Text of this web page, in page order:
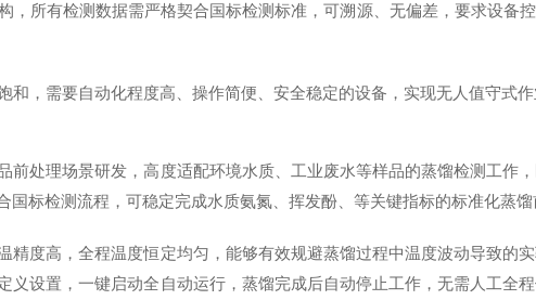
，所有检测数据需严格契合国标检测标准，可溯源、无偏差，要求设备
和，需要自动化程度高、操作简便、安全稳定的设备，实现无人值守式
前处理场景研发，高度适配环境水质、工业废水等样品的蒸馏检测工作
标检测流程，可稳定完成水质氨氮、挥发酚、等关键指标的标准化蒸馏
精度高，全程温度恒定均匀，能够有效规避蒸馏过程中温度波动导致的
义设置，一键启动全自动运行，蒸馏完成后自动停止工作，无需人工全